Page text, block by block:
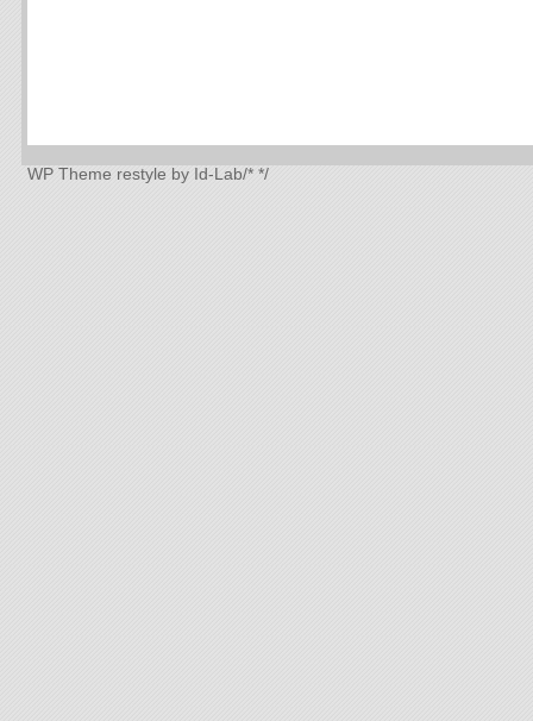
WP Theme restyle by Id-Lab/* */